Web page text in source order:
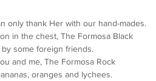
only thank Her with our hand-mades.
in the chest, The Formosa Black
some foreign friends.
and me, The Formosa Rock
oranges and lychees.